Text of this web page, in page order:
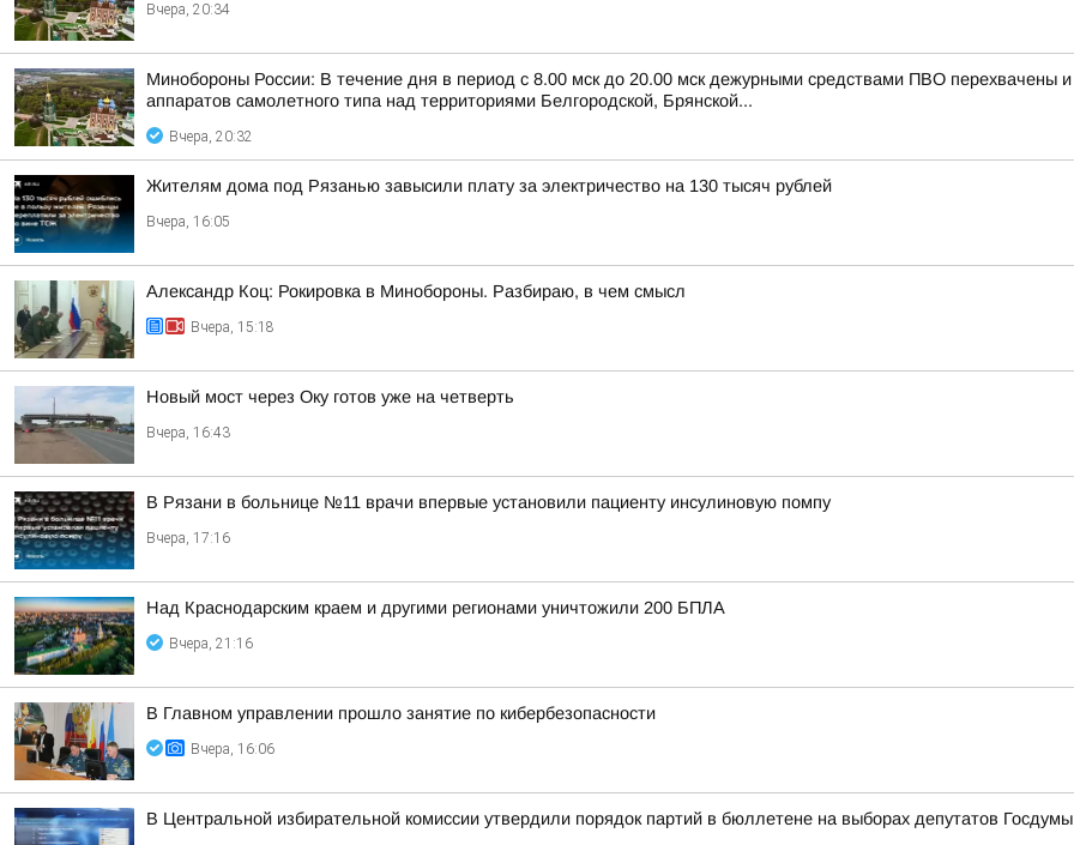
Вчера, 20:34
Минобороны России: В течение дня в период с 8.00 мск до 20.00 мск дежурными средствами ПВО перехвачены
аппаратов самолетного типа над территориями Белгородской, Брянской...
Вчера, 20:32
Жителям дома под Рязанью завысили плату за электричество на 130 тысяч рублей
Вчера, 16:05
Александр Коц: Рокировка в Минобороны. Разбираю, в чем смысл
Вчера, 15:18
Новый мост через Оку готов уже на четверть
Вчера, 16:43
В Рязани в больнице №11 врачи впервые установили пациенту инсулиновую помпу
Вчера, 17:16
Над Краснодарским краем и другими регионами уничтожили 200 БПЛА
Вчера, 21:16
В Главном управлении прошло занятие по кибербезопасности
Вчера, 16:06
В Центральной избирательной комиссии утвердили порядок партий в бюллетене на выборах депутатов